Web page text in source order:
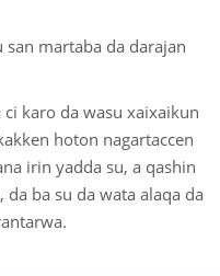
martaba da darajan
karo da wasu xaixaikun
hoton nagartaccen
irin yadda su, a qashin
da ba su da wata alaqa da